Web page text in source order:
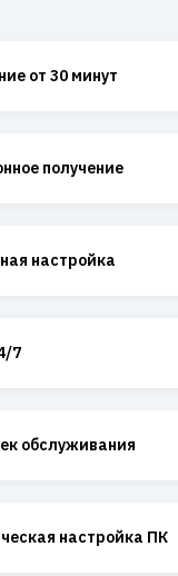
от 30 минут
получение
настройка
7
обслуживания
настройка ПК